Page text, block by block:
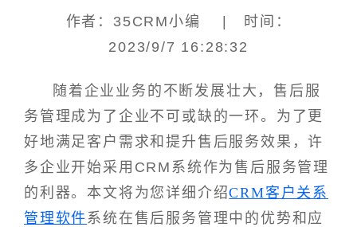
作者：35CRM小编 | 时间：
2023/9/7 16:28:32
随着企业业务的不断发展壮大，售后服
务管理成为了企业不可或缺的一环。为了更
好地满足客户需求和提升售后服务效果，许
多企业开始采用CRM系统作为售后服务管理
的利器。本文将为您详细介绍CRM客户关系
管理软件 系统在售后服务管理中的优势和应